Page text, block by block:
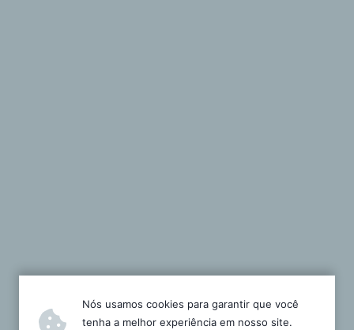
Nós usamos cookies para garantir que você
tenha a melhor experiência em nosso site.